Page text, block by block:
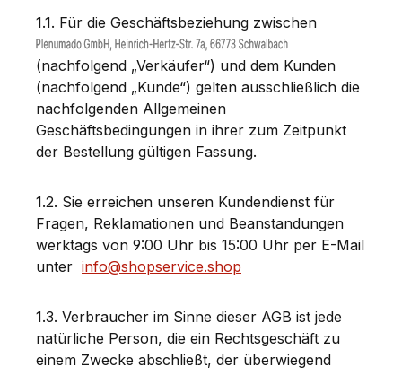
1.1. Für die Geschäftsbeziehung zwischen
(nachfolgend „Verkäufer“) und dem Kunden
(nachfolgend „Kunde“) gelten ausschließlich die
nachfolgenden Allgemeinen
Geschäftsbedingungen in ihrer zum Zeitpunkt
der Bestellung gültigen Fassung.
1.2. Sie erreichen unseren Kundendienst für
Fragen, Reklamationen und Beanstandungen
werktags von 9:00 Uhr bis 15:00 Uhr per E-Mail
unter info@shopservice.shop
1.3. Verbraucher im Sinne dieser AGB ist jede
natürliche Person, die ein Rechtsgeschäft zu
einem Zwecke abschließt, der überwiegend